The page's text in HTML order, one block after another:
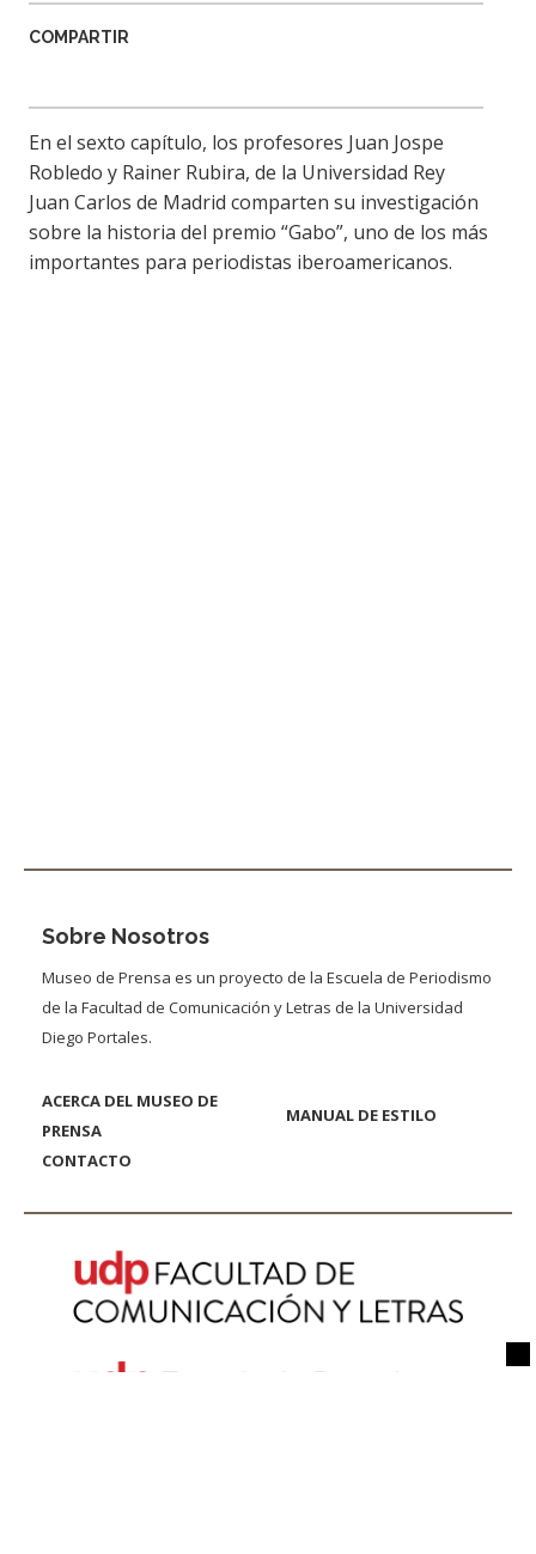
COMPARTIR
En el sexto capítulo, los profesores Juan Jospe
Robledo y Rainer Rubira, de la Universidad Rey
Juan Carlos de Madrid comparten su investigación
sobre la historia del premio “Gabo”, uno de los más
importantes para periodistas iberoamericanos.
Sobre Nosotros
Museo de Prensa es un proyecto de la Escuela de Periodismo
de la Facultad de Comunicación y Letras de la Universidad
Diego Portales.
ACERCA DEL MUSEO DE
PRENSA
MANUAL DE ESTILO
CONTACTO